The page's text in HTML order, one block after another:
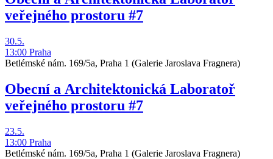
veřejného prostoru #7
30.5.
13:00 Praha
Betlémské nám. 169/5a, Praha 1 (Galerie Jaroslava Fragnera)
Obecní a Architektonická Laboratoř
veřejného prostoru #7
23.5.
13:00 Praha
Betlémské nám. 169/5a, Praha 1 (Galerie Jaroslava Fragnera)